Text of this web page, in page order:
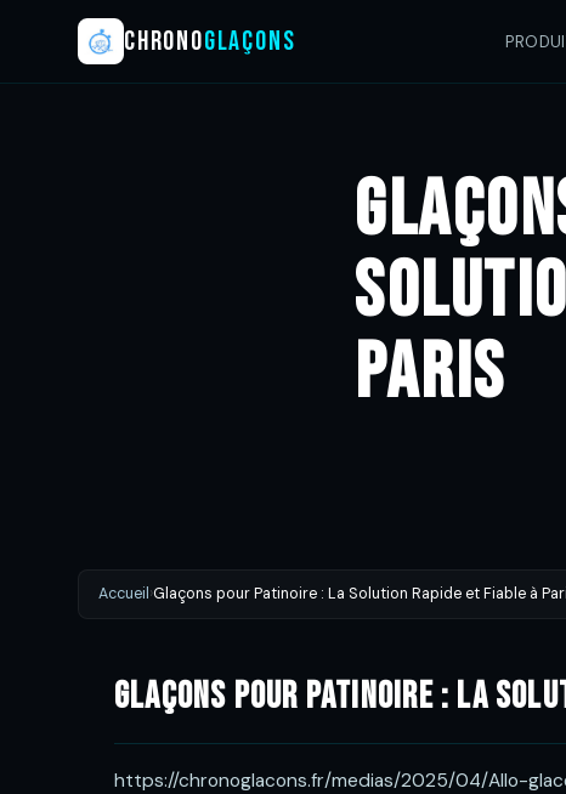
CHRONOGLAÇONS
Paris
Accueil ›Glaçons pour Patinoire : La Solution Rapide et Fiable à
Glaçons pour Patinoire : La
https://chronoglacons.fr/medias/2025/04/Allo-